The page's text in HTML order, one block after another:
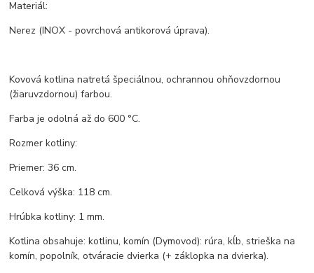
Materiál:
Nerez (INOX - povrchová antikorová úprava).
Kovová kotlina natretá špeciálnou, ochrannou ohňovzdornou
(žiaruvzdornou) farbou.
Farba je odolná až do 600 °C.
Rozmer kotliny:
Priemer: 36 cm.
Celková výška: 118 cm.
Hrúbka kotliny: 1 mm.
Kotlina obsahuje: kotlinu, komín (Dymovod): rúra, kĺb, strieška na
komín, popolník, otváracie dvierka (+ záklopka na dvierka).